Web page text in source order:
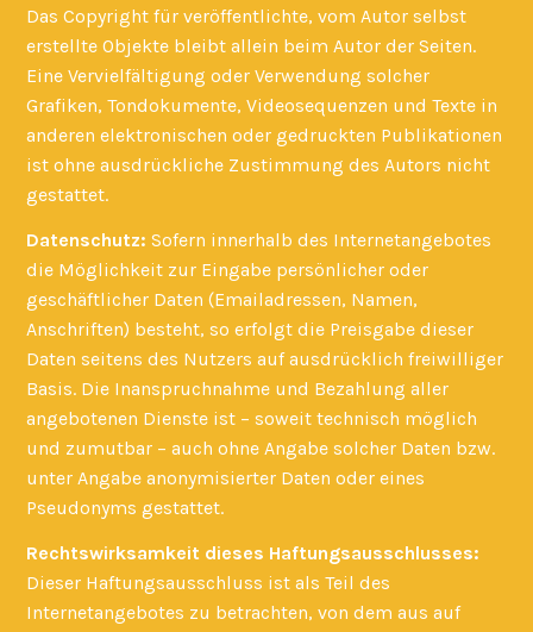
Das Copyright für veröffentlichte, vom Autor selbst
erstellte Objekte bleibt allein beim Autor der Seiten.
Eine Vervielfältigung oder Verwendung solcher
Grafiken, Tondokumente, Videosequenzen und Texte in
anderen elektronischen oder gedruckten Publikationen
ist ohne ausdrückliche Zustimmung des Autors nicht
gestattet.
Datenschutz:Sofern innerhalb des Internetangebotes
die Möglichkeit zur Eingabe persönlicher oder
geschäftlicher Daten (Emailadressen, Namen,
Anschriften) besteht, so erfolgt die Preisgabe dieser
Daten seitens des Nutzers auf ausdrücklich freiwilliger
Basis. Die Inanspruchnahme und Bezahlung aller
angebotenen Dienste ist – soweit technisch möglich
und zumutbar – auch ohne Angabe solcher Daten bzw.
unter Angabe anonymisierter Daten oder eines
Pseudonyms gestattet.
Rechtswirksamkeit dieses Haftungsausschlusses:
Dieser Haftungsausschluss ist als Teil des
Internetangebotes zu betrachten, von dem aus auf